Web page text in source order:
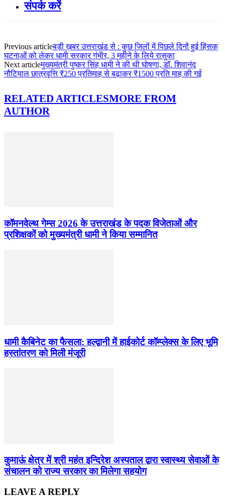
संपर्क करें
Previous articleबड़ी ख़बर उत्तराखंड से : कुछ जिलों में पिछले दिनों हुई हिंसक
घटनाओं को लेकर धामी सरकार गंभीर, 3 महीने के लिये रासुका
Next articleमुख्यमंत्री पुष्कर सिंह धामी ने की थी घोषणा, डॉ. शिवानंद
नौटियाल छात्रवृत्ति ₹250 प्रतिमाह से बढ़ाकर ₹1500 प्रति माह की गई
RELATED ARTICLESMORE FROM
AUTHOR
कॉमनवेल्थ गेम्स 2026 के उत्तराखंड के पदक विजेताओं और
प्रशिक्षकों को मुख्यमंत्री धामी ने किया सम्मानित
धामी कैबिनेट का फैसला: हल्द्वानी में हाईकोर्ट कॉम्प्लेक्स के लिए भूमि
हस्तांतरण को मिली मंजूरी
कुमाऊं क्षेत्र में श्री महंत इन्दिरेश अस्पताल द्वारा स्वास्थ्य सेवाओं के
संचालन को राज्य सरकार का मिलेगा सहयोग
LEAVE A REPLY